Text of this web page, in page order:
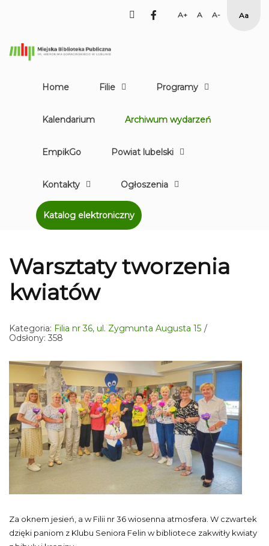
facebook
Set Set
Smaller
High
Home Filie Programy
Kalendarium Archiwum wydarzeń
EmpikGo Powiat lubelski
Kontakty Ogłoszenia
Katalog elektroniczny
Warsztaty tworzenia
kwiatów
Kategoria: Filia nr 36, ul. Zygmunta Augusta 15
Odsłony: 358
Za oknem jesień, a w Filii nr 36 wiosenna atmosfera. W czwartek
dzięki paniom z Klubu Seniora Felin w bibliotece zakwitły kwiaty